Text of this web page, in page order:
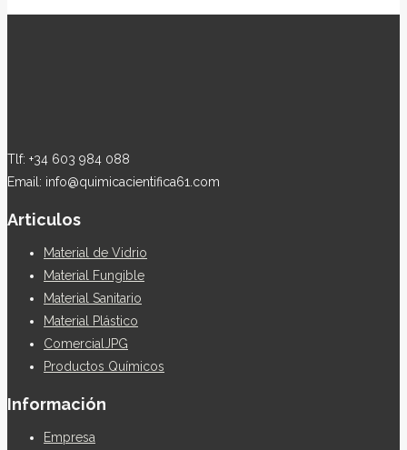
Tlf: +34 603 984 088
Email: info@quimicacientifica61.com
Articulos
Material de Vidrio
Material Fungible
Material Sanitario
Material Plástico
ComercialJPG
Productos Químicos
Información
Empresa